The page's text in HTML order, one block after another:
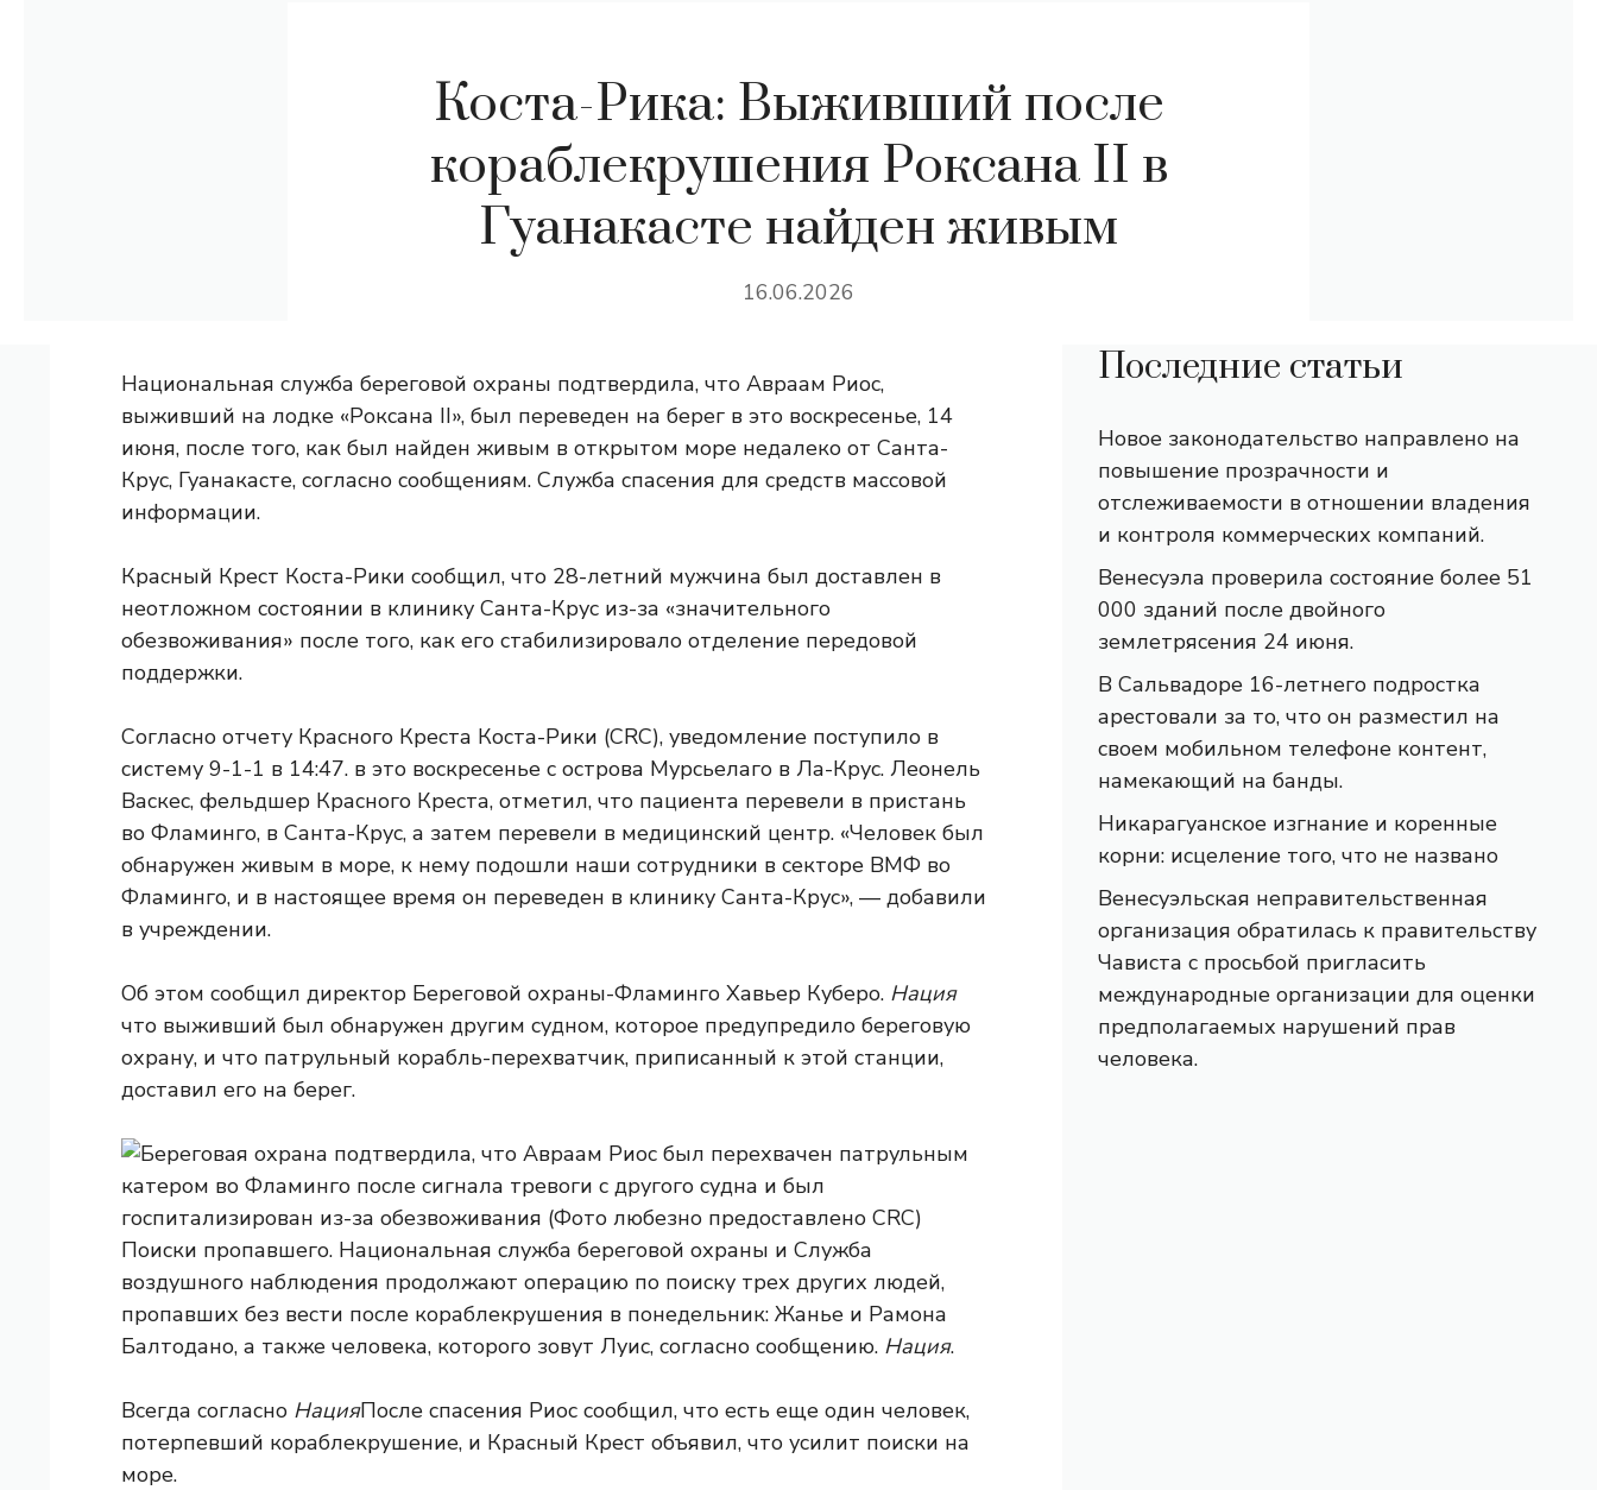
Коста-Рика: Выживший после
кораблекрушения Роксана II в
Гуанакасте найден живым
16.06.2026
Национальная служба береговой охраны подтвердила, что Авраам Риос,
выживший на лодке «Роксана II», был переведен на берег в это воскресенье, 14
июня, после того, как был найден живым в открытом море недалеко от Санта-
Крус, Гуанакасте, согласно сообщениям. Служба спасения для средств массовой
информации.
Красный Крест Коста-Рики сообщил, что 28-летний мужчина был доставлен в
неотложном состоянии в клинику Санта-Крус из-за «значительного
обезвоживания» после того, как его стабилизировало отделение передовой
поддержки.
Согласно отчету Красного Креста Коста-Рики (CRC), уведомление поступило в
систему 9-1-1 в 14:47. в это воскресенье с острова Мурсьелаго в Ла-Крус. Леонель
Васкес, фельдшер Красного Креста, отметил, что пациента перевели в пристань
во Фламинго, в Санта-Крус, а затем перевели в медицинский центр. «Человек был
обнаружен живым в море, к нему подошли наши сотрудники в секторе ВМФ во
Фламинго, и в настоящее время он переведен в клинику Санта-Крус», — добавили
в учреждении.
Об этом сообщил директор Береговой охраны-Фламинго Хавьер Куберо. Нация
что выживший был обнаружен другим судном, которое предупредило береговую
охрану, и что патрульный корабль-перехватчик, приписанный к этой станции,
доставил его на берег.
Поиски пропавшего. Национальная служба береговой охраны и Служба
воздушного наблюдения продолжают операцию по поиску трех других людей,
пропавших без вести после кораблекрушения в понедельник: Жанье и Рамона
Балтодано, а также человека, которого зовут Луис, согласно сообщению. Нация.
Всегда согласно НацияПосле спасения Риос сообщил, что есть еще один человек,
потерпевший кораблекрушение, и Красный Крест объявил, что усилит поиски на
море.
Последние статьи
Новое законодательство направлено на
повышение прозрачности и
отслеживаемости в отношении владения
и контроля коммерческих компаний.
Венесуэла проверила состояние более 51
000 зданий после двойного
землетрясения 24 июня.
В Сальвадоре 16-летнего подростка
арестовали за то, что он разместил на
своем мобильном телефоне контент,
намекающий на банды.
Никарагуанское изгнание и коренные
корни: исцеление того, что не названо
Венесуэльская неправительственная
организация обратилась к правительству
Чависта с просьбой пригласить
международные организации для оценки
предполагаемых нарушений прав
человека.